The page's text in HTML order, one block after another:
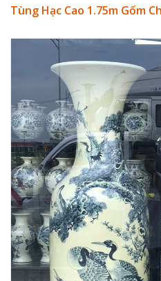
Tùng Hạc Cao 1.75m Gốm